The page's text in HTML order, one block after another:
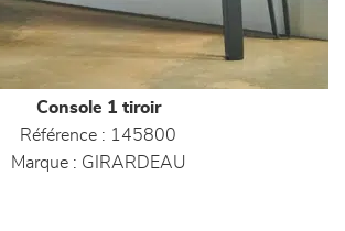
Console 1 tiroir
Référence : 145800
Marque : GIRARDEAU